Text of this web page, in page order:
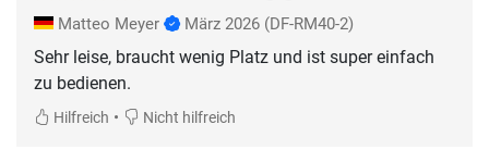
Matteo Meyer März 2026 (DF-RM40-2)
Sehr leise, braucht wenig Platz und ist super einfach
zu bedienen.
Hilfreich • Nicht hilfreich